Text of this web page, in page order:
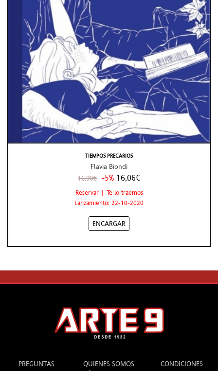
TIEMPOS PRECARIOS
Flavia Biondi
16,90€ -5% 16,06€
Reservar | Te lo traemos
Lanzamiento: 22-10-2020
ENCARGAR
PREGUNTAS
QUIENES SOMOS
CONDICIONES